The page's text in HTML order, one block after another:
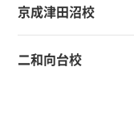
京成津田沼校
二和向台校